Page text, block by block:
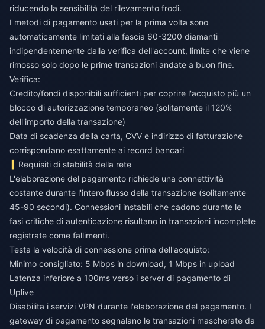
riducendo la sensibilità del rilevamento frodi.
I metodi di pagamento usati per la prima volta sono
automaticamente limitati alla fascia 60-3200 diamanti
indipendentemente dalla verifica dell'account, limite che viene
rimosso solo dopo le prime transazioni andate a buon fine.
Verifica:
Credito/fondi disponibili sufficienti per coprire l'acquisto più un
blocco di autorizzazione temporaneo (solitamente il 120%
dell'importo della transazione)
Data di scadenza della carta, CVV e indirizzo di fatturazione
corrispondano esattamente ai record bancari
Requisiti di stabilità della rete
L'elaborazione del pagamento richiede una connettività
costante durante l'intero flusso della transazione (solitamente
45-90 secondi). Connessioni instabili che cadono durante le
fasi critiche di autenticazione risultano in transazioni incomplete
registrate come fallimenti.
Testa la velocità di connessione prima dell'acquisto:
Minimo consigliato: 5 Mbps in download, 1 Mbps in upload
Latenza inferiore a 100ms verso i server di pagamento di
Uplive
Disabilita i servizi VPN durante l'elaborazione del pagamento. I
gateway di pagamento segnalano le transazioni mascherate da